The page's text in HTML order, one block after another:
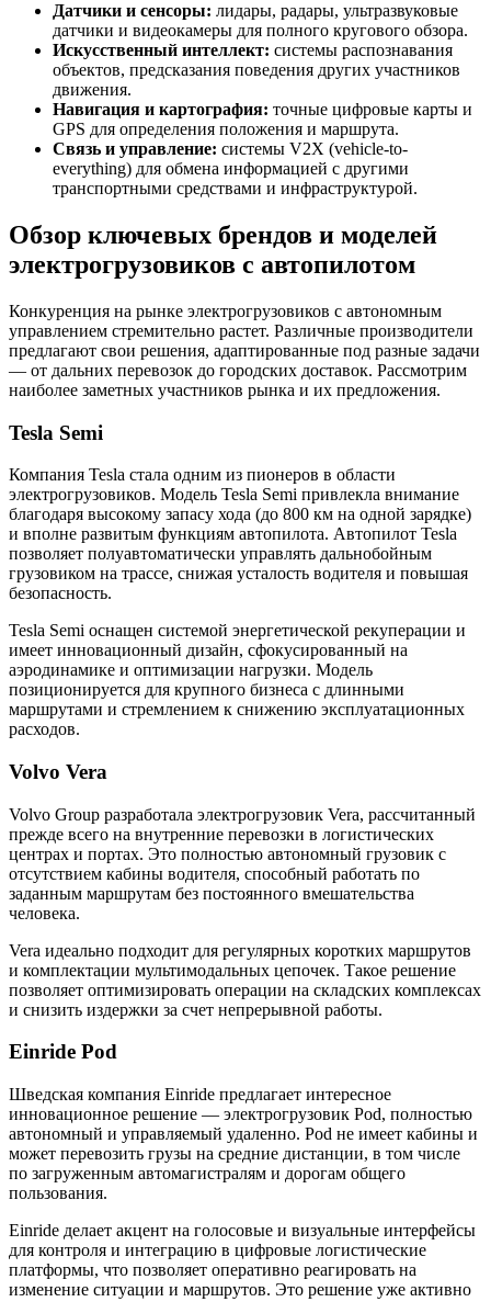
Датчики и сенсоры: лидары, радары, ультразвуковые
датчики и видеокамеры для полного кругового обзора.
Искусственный интеллект: системы распознавания
объектов, предсказания поведения других участников
движения.
Навигация и картография: точные цифровые карты и
GPS для определения положения и маршрута.
Связь и управление: системы V2X (vehicle-to-
everything) для обмена информацией с другими
транспортными средствами и инфраструктурой.
Обзор ключевых брендов и моделей
электрогрузовиков с автопилотом
Конкуренция на рынке электрогрузовиков с автономным
управлением стремительно растет. Различные производители
предлагают свои решения, адаптированные под разные задачи
— от дальних перевозок до городских доставок. Рассмотрим
наиболее заметных участников рынка и их предложения.
Tesla Semi
Компания Tesla стала одним из пионеров в области
электрогрузовиков. Модель Tesla Semi привлекла внимание
благодаря высокому запасу хода (до 800 км на одной зарядке)
и вполне развитым функциям автопилота. Автопилот Tesla
позволяет полуавтоматически управлять дальнобойным
грузовиком на трассе, снижая усталость водителя и повышая
безопасность.
Tesla Semi оснащен системой энергетической рекуперации и
имеет инновационный дизайн, сфокусированный на
аэродинамике и оптимизации нагрузки. Модель
позиционируется для крупного бизнеса с длинными
маршрутами и стремлением к снижению эксплуатационных
расходов.
Volvo Vera
Volvo Group разработала электрогрузовик Vera, рассчитанный
прежде всего на внутренние перевозки в логистических
центрах и портах. Это полностью автономный грузовик с
отсутствием кабины водителя, способный работать по
заданным маршрутам без постоянного вмешательства
человека.
Vera идеально подходит для регулярных коротких маршрутов
и комплектации мультимодальных цепочек. Такое решение
позволяет оптимизировать операции на складских комплексах
и снизить издержки за счет непрерывной работы.
Einride Pod
Шведская компания Einride предлагает интересное
инновационное решение — электрогрузовик Pod, полностью
автономный и управляемый удаленно. Pod не имеет кабины и
может перевозить грузы на средние дистанции, в том числе
по загруженным автомагистралям и дорогам общего
пользования.
Einride делает акцент на голосовые и визуальные интерфейсы
для контроля и интеграцию в цифровые логистические
платформы, что позволяет оперативно реагировать на
изменение ситуации и маршрутов. Это решение уже активно